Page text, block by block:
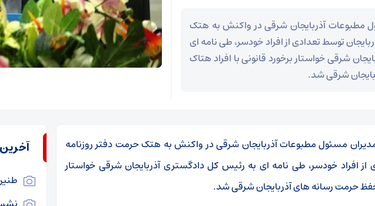
مطبوعات آذربایجان شرقی در واکنش به هتک
توسط تعدادی از افراد خودسر، طی نامه ای
شرقی خواستار برخورد قانونی با افراد هتاک
شرقی شد.
مسئول مطبوعات آذربایجان شرقی در واکنش به هتک حرمت دفتر روزنامه
از افراد خودسر، طی نامه ای به رئیس کل دادگستری آذربایجان شرقی خواستار
حفظ حرمت رسانه های آذربایجان شرقی شد.